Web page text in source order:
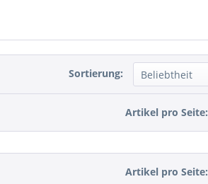
Sortierung:
Artikel pro Seite:
Artikel pro Seite: